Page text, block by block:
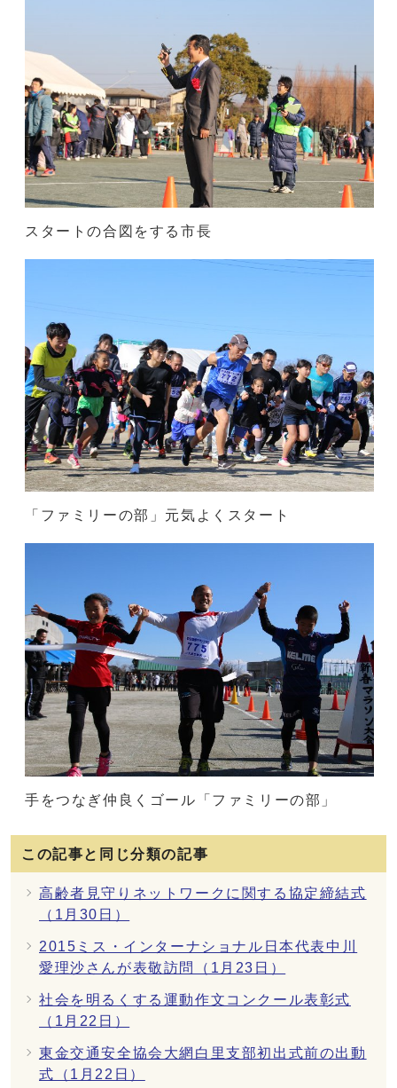
スタートの合図をする市長
「ファミリーの部」元気よくスタート
手をつなぎ仲良くゴール「ファミリーの部」
この記事と同じ分類の記事
高齢者見守りネットワークに関する協定締結式
（1月30日）
2015ミス・インターナショナル日本代表中川
愛理沙さんが表敬訪問（1月23日）
社会を明るくする運動作文コンクール表彰式
（1月22日）
東金交通安全協会大網白里支部初出式前の出動
式（1月22日）